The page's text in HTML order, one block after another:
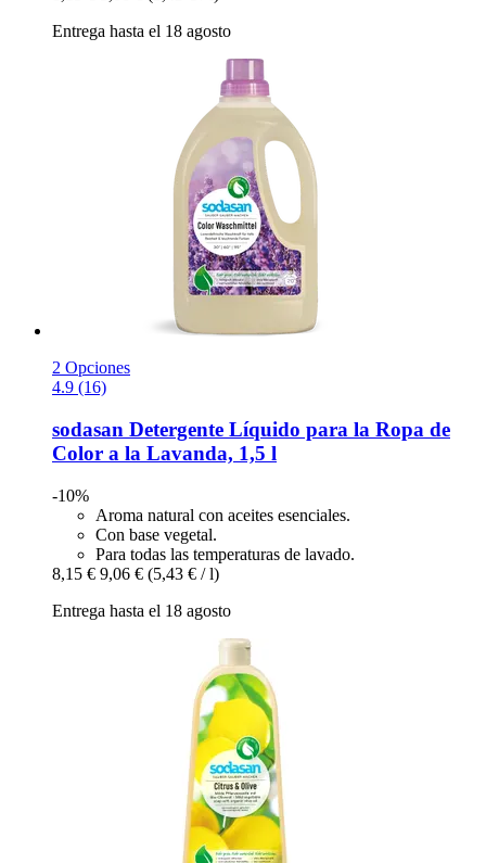
Entrega hasta el 18 agosto
2 Opciones
4.9 (16)
sodasan Detergente Líquido para la Ropa de
Color a la Lavanda, 1,5 l
-10%
Aroma natural con aceites esenciales.
Con base vegetal.
Para todas las temperaturas de lavado.
8,15 € 9,06 € (5,43 € / l)
Entrega hasta el 18 agosto